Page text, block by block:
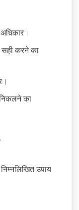
सही करने का
का
उपाय